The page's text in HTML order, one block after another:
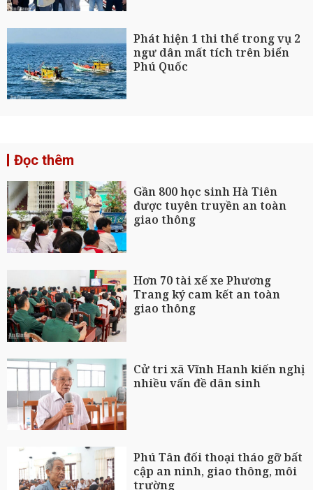
Phát hiện 1 thi thể trong vụ 2
ngư dân mất tích trên biển
Phú Quốc
Đọc thêm
Gần 800 học sinh Hà Tiên
được tuyên truyền an toàn
giao thông
Hơn 70 tài xế xe Phương
Trang ký cam kết an toàn
giao thông
Cử tri xã Vĩnh Hanh kiến nghị
nhiều vấn đề dân sinh
Phú Tân đối thoại tháo gỡ bất
cập an ninh, giao thông, môi
trường